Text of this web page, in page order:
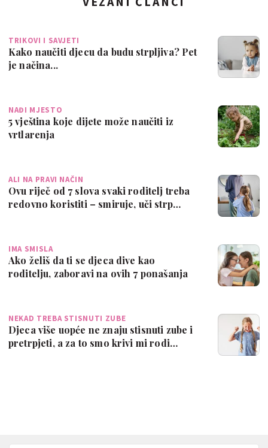
TRIKOVI I SAVJETI
Kako naučiti djecu da budu strpljiva? Pet
je načina...
NAĐI MJESTO
5 vještina koje dijete može naučiti iz
vrtlarenja
ALI NA PRAVI NAČIN
Ovu riječ od 7 slova svaki roditelj treba
redovno koristiti – smiruje, uči strp…
IMA SMISLA
Ako želiš da ti se djeca dive kao
roditelju, zaboravi na ovih 7 ponašanja
NEKAD TREBA STISNUTI ZUBE
Djeca više uopće ne znaju stisnuti zube i
pretrpjeti, a za to smo krivi mi rodi…